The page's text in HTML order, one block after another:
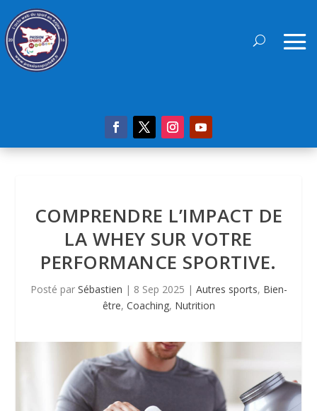
COMPRENDRE L’IMPACT DE
LA WHEY SUR VOTRE
PERFORMANCE SPORTIVE.
Posté par Sébastien | 8 Sep 2025 | Autres sports, Bien-
être, Coaching, Nutrition